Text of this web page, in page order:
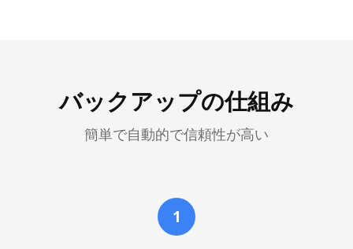
バックアップの仕組み
簡単で自動的で信頼性が高い
1